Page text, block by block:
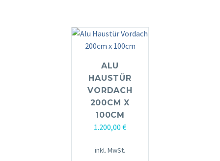
ALU
HAUSTÜR
VORDACH
200CM X
100CM
1.200,00 €
inkl. MwSt.